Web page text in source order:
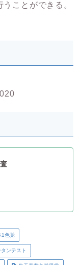
ことができる。
色覚
ンテスト